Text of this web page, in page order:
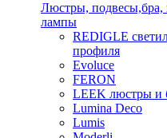
Люстры, подвесы,бра,
лампы
REDIGLE
профиля
Evoluce
FERON
LEEK люстры и
Lumina Deco
Lumis